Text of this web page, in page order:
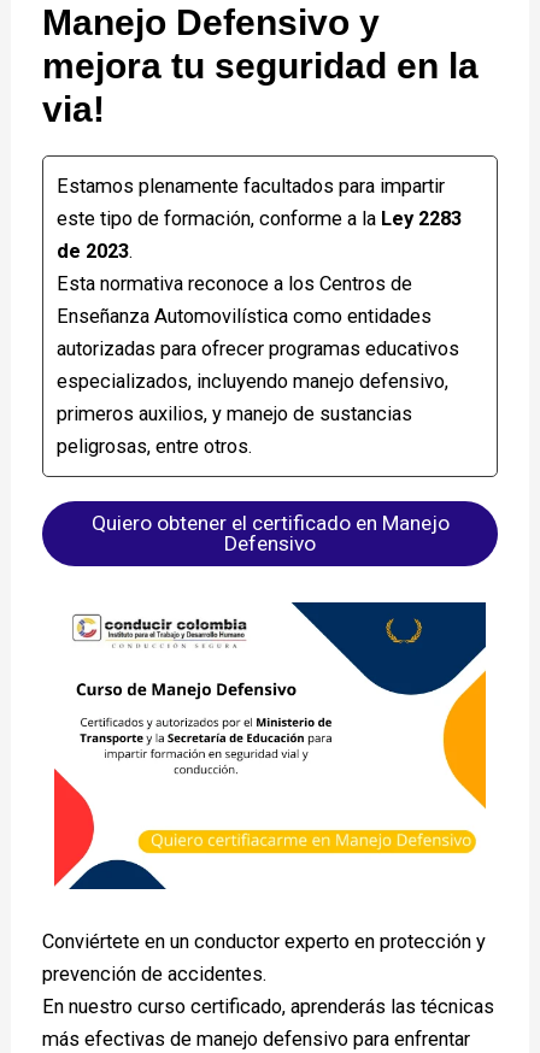
Manejo Defensivo y
mejora tu seguridad en la
via!
Estamos plenamente facultados para impartir
este tipo de formación, conforme a la Ley 2283
de 2023.
Esta normativa reconoce a los Centros de
Enseñanza Automovilística como entidades
autorizadas para ofrecer programas educativos
especializados, incluyendo manejo defensivo,
primeros auxilios, y manejo de sustancias
peligrosas, entre otros.
Quiero obtener el certificado en Manejo
Defensivo
Conviértete en un conductor experto en protección y
prevención de accidentes.
En nuestro curso certificado, aprenderás las técnicas
más efectivas de manejo defensivo para enfrentar